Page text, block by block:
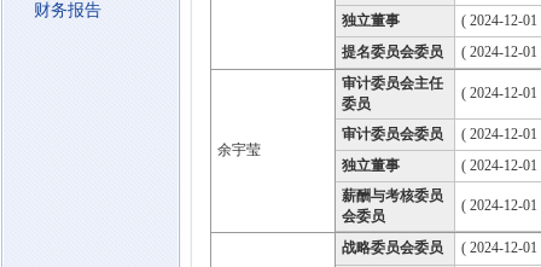
财务报告
独立董事
( 2024-12-
提名委员会委员
( 2024-12-
余宇莹
审计委员会主任
委员
( 2024-12-
审计委员会委员
( 2024-12-
独立董事
( 2024-12-
薪酬与考核委员
会委员
( 2024-12-
战略委员会委员
( 2024-12-